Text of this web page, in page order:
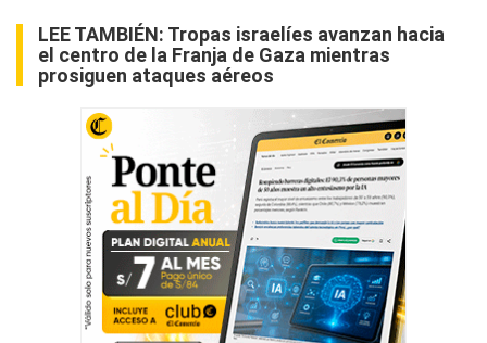
LEE TAMBIÉN: Tropas israelíes avanzan hacia
el centro de la Franja de Gaza mientras
prosiguen ataques aéreos